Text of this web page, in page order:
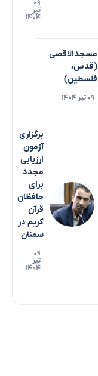
۰۹
تیر
۱۴۰۴
مسجدالاقصی
(قدس،
فلسطین)
۰۹ تیر ۱۴۰۴
برگزاری
آزمون
ارزیابی
مجدد
برای
حافظان
قرآن
کریم در
سمنان
۰۹
تیر
۱۴۰۴